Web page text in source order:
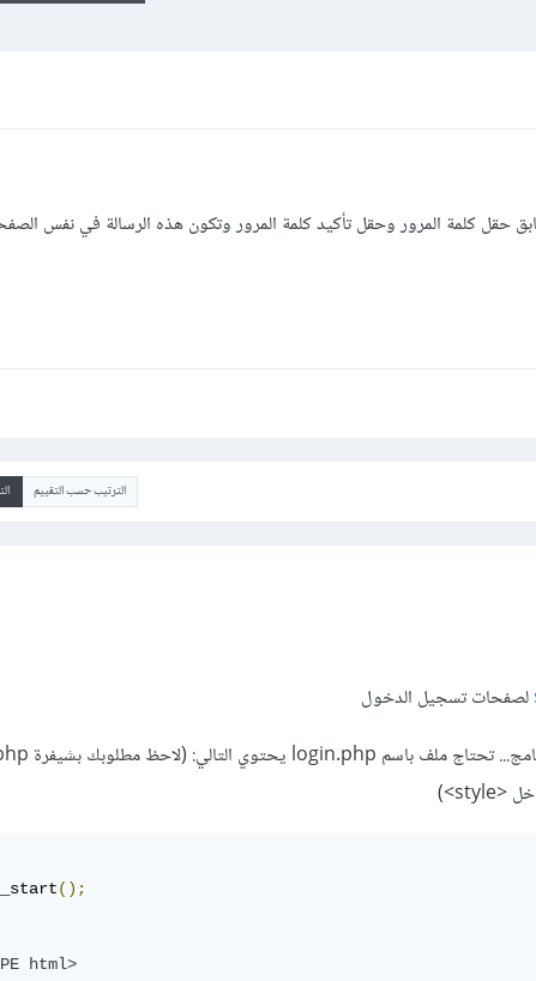
حقل كلمة المرور وحقل تأكيد كلمة المرور وتكون هذه الرسالة في نفس
الترتيب حسب التقييم
لصفحات تسجيل الدخول
();
html>